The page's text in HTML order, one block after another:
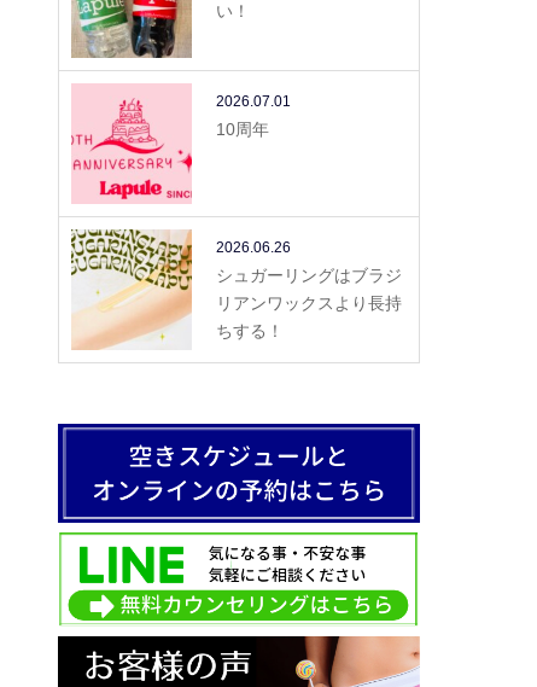
い！
2026.07.01
10周年
2026.06.26
シュガーリングはブラジ
リアンワックスより長持
ちする！